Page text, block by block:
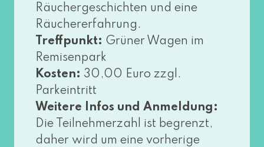
Räuchergeschichten und eine
Räuchererfahrung.
Treffpunkt: Grüner Wagen im
Remisenpark
Kosten: 30,00 Euro zzgl.
Parkeintritt
Weitere Infos und Anmeldung:
Die Teilnehmerzahl ist begrenzt,
daher wird um eine vor­he­ri­ge